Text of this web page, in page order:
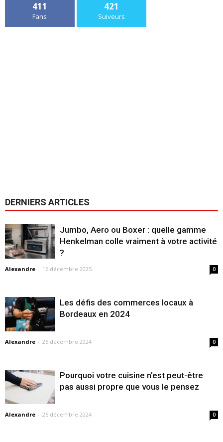
411
Fans
421
Suiveurs
DERNIERS ARTICLES
Jumbo, Aero ou Boxer : quelle gamme
Henkelman colle vraiment à votre activité
?
Alexandre - 16 décembre 2025 0
Les défis des commerces locaux à
Bordeaux en 2024
Alexandre - 26 décembre 2024 0
Pourquoi votre cuisine n’est peut-être
pas aussi propre que vous le pensez
Alexandre - 26 décembre 2024 0